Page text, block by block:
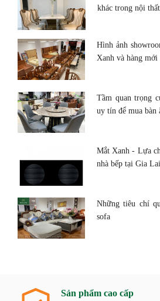
khác trong nội thất
Hình ảnh
Xanh và hàng mới
Tầm quan trọng
uy tín để mua bàn
Mắt Xanh - Lựa
nhà bếp tại Gia Lai
Những tiêu chí
sofa
Sản phẩm cao cấp